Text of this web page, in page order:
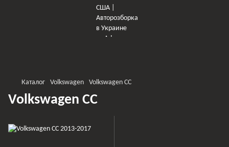
Каталог Volkswagen Volkswagen CC
Volkswagen CC